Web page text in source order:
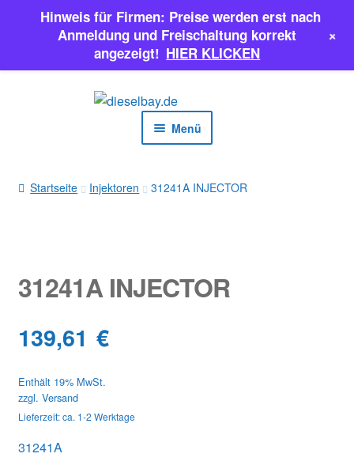
Menü
SALE
Classic Parts
Startseite Injektoren 31241A INJECTOR
31241A INJECTOR
139,61 €
Enthält 19% MwSt.
zzgl. Versand
Lieferzeit: ca. 1-2 Werktage
31241A
Hinweis für Firmen: Preise werden erst nach
Anmeldung und Freischaltung korrekt
angezeigt! HIER KLICKEN
+